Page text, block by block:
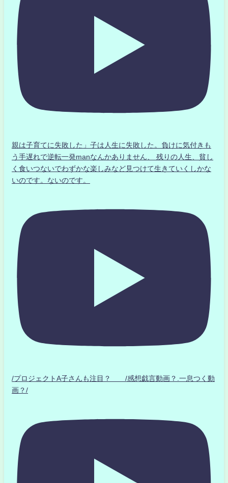
親は子育てに失敗した」子は人生に失敗した。負けに気付きも
う手遅れで逆転一発manなんかありません、 残りの人生、貧し
く食いつないでわずかな楽しみなど見つけて生きていくしかな
いのです。ないのです。
/プロジェクトA子さんも注目？ /感想戯言動画？.一息つく動
画？/